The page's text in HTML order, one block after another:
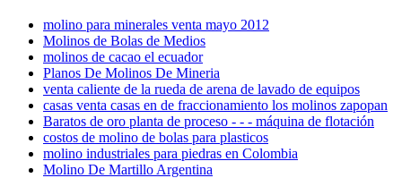
molino para minerales venta mayo 2012
Molinos de Bolas de Medios
molinos de cacao el ecuador
Planos De Molinos De Mineria
venta caliente de la rueda de arena de lavado de equipos
casas venta casas en de fraccionamiento los molinos zapopan
Baratos de oro planta de proceso - - - máquina de flotación
costos de molino de bolas para plasticos
molino industriales para piedras en Colombia
Molino De Martillo Argentina